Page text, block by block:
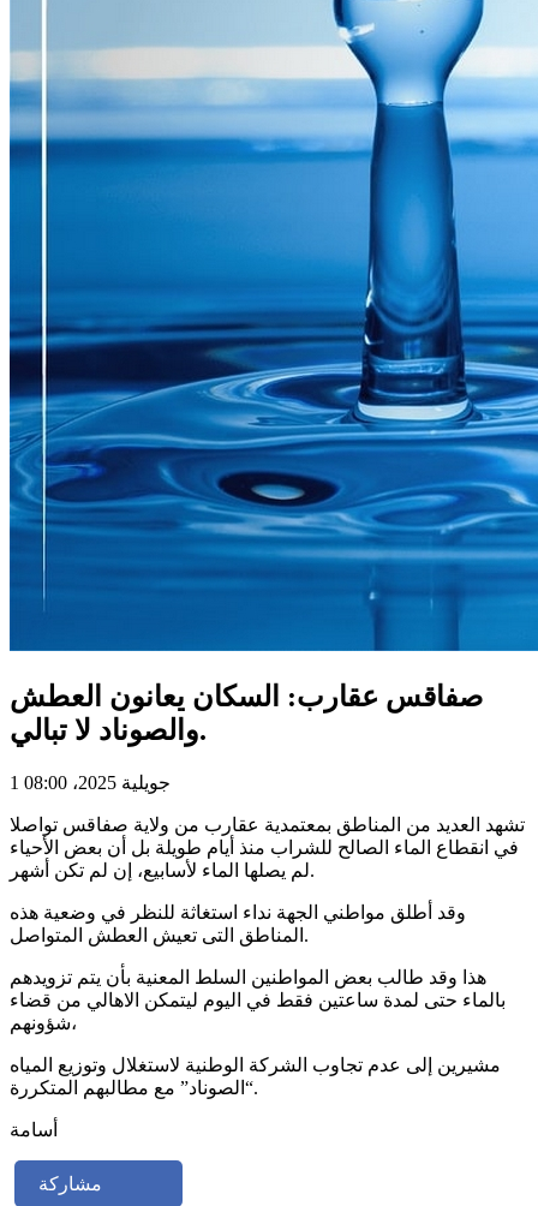
صفاقس عقارب: السكان يعانون العطش
والصوناد لا تبالي.
1 جويلية 2025، 08:00
تشهد العديد من المناطق بمعتمدية عقارب من ولاية صفاقس تواصلا
في انقطاع الماء الصالح للشراب منذ أيام طويلة بل أن بعض الأحياء
لم يصلها الماء لأسابيع، إن لم تكن أشهر.
وقد أطلق مواطني الجهة نداء استغاثة للنظر في وضعية هذه
المناطق التى تعيش العطش المتواصل.
هذا وقد طالب بعض المواطنين السلط المعنية بأن يتم تزويدهم
بالماء حتى لمدة ساعتين فقط في اليوم ليتمكن الاهالي من قضاء
شؤونهم،
مشيرين إلى عدم تجاوب الشركة الوطنية لاستغلال وتوزيع المياه
“الصوناد” مع مطالبهم المتكررة.
أسامة
مشاركة